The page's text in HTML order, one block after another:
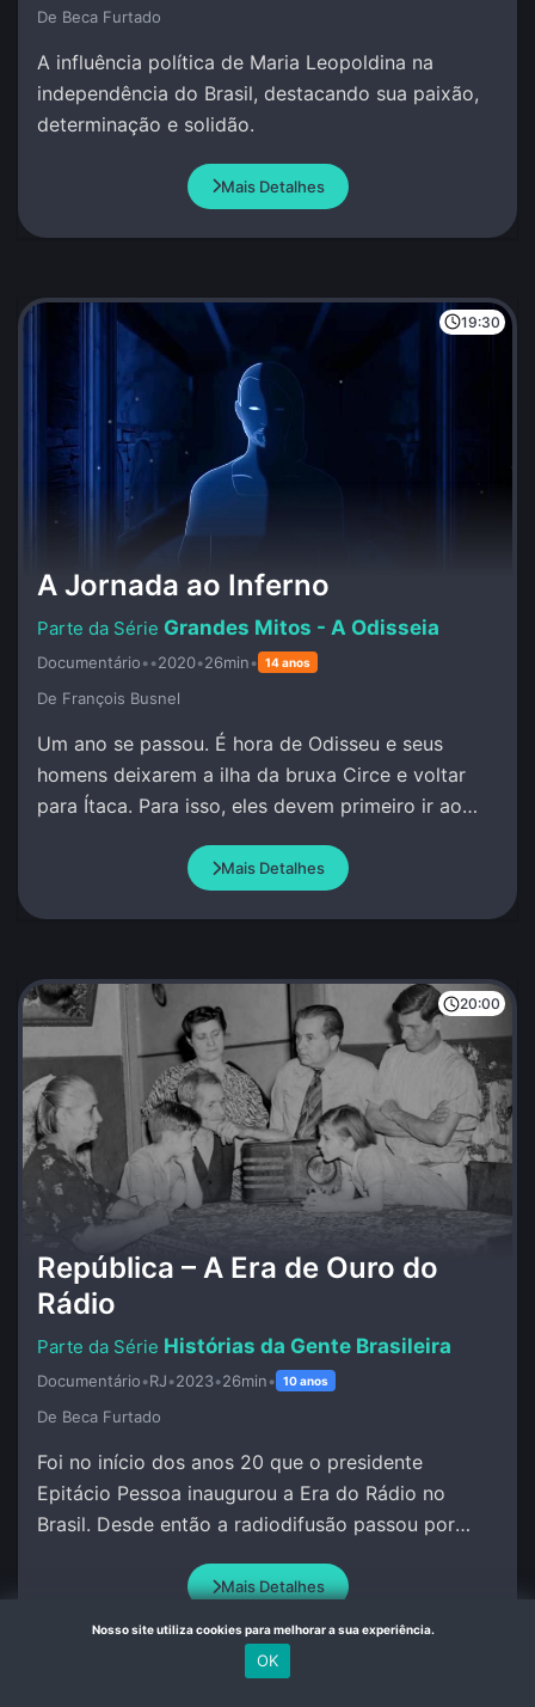
De Beca Furtado
A influência política de Maria Leopoldina na
independência do Brasil, destacando sua paixão,
determinação e solidão.
Mais Detalhes
19:30
A Jornada ao Inferno
Grandes Mitos - A Odisseia
Documentário••2020•26min• 14 anos
De François Busnel
Um ano se passou. É hora de Odisseu e seus
homens deixarem a ilha da bruxa Circe e voltar
para Ítaca. Para isso, eles devem primeiro ir ao
Mais Detalhes
20:00
República – A Era de Ouro do
Rádio
Histórias da Gente Brasileira
Documentário•RJ•2023•26min• 10 anos
De Beca Furtado
Foi no início dos anos 20 que o presidente
Epitácio Pessoa inaugurou a Era do Rádio no
Brasil. Desde então a radiodifusão passou por
Mais Detalhes
Nosso site utiliza cookies para melhorar a sua experiência.
OK